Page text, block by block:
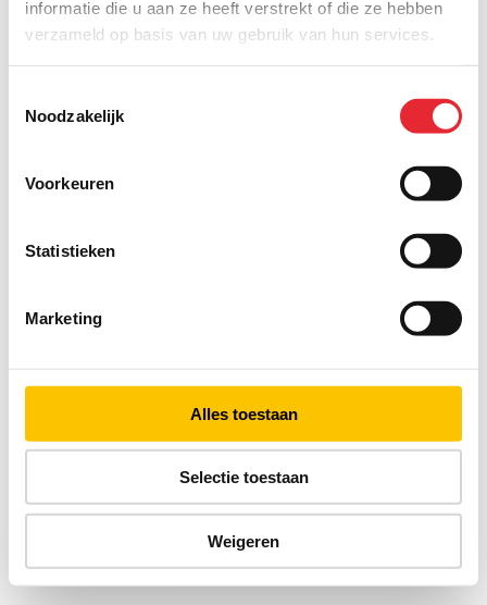
informatie die u aan ze heeft verstrekt of die ze hebben
verzameld op basis van uw gebruik van hun services.
Noodzakelijk
Voorkeuren
Statistieken
Marketing
Alles toestaan
Selectie toestaan
Weigeren